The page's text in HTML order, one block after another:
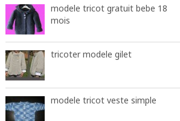
modele tricot gratuit bebe 18
mois
tricoter modele gilet
modele tricot veste simple